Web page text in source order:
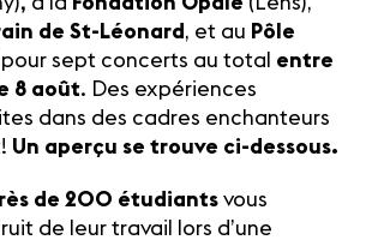
de St-Léonard , et au Pôle
pour sept concerts au total entre
8 août. Des expériences
dans des cadres enchanteurs
Un aperçu se trouve ci-dessous.
de 200 étudiants vous
de leur travail lors d’une